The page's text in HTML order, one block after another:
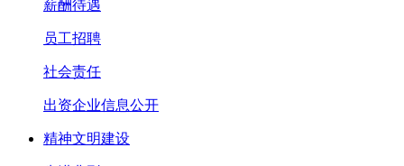
薪酬待遇
员工招聘
社会责任
出资企业信息公开
精神文明建设